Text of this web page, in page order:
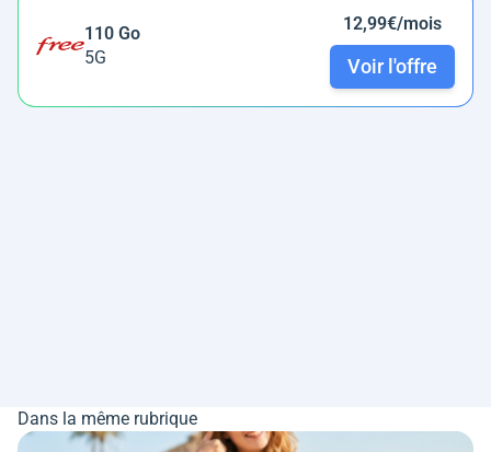
110 Go
5G
12,99€/mois
Voir l'offre
Dans la même rubrique